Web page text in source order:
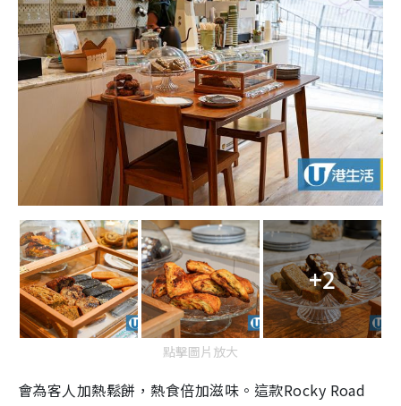
+2
點擊圖片放大
會為客人加熱鬆餅，熱食倍加滋味。這款Rocky Road